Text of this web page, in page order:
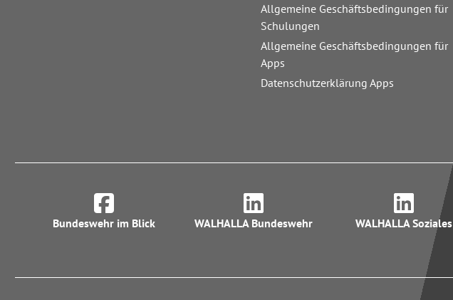
Allgemeine Geschäftsbedingungen für
Schulungen
Allgemeine Geschäftsbedingungen für
Apps
Datenschutzerklärung Apps
Bundeswehr im Blick WALHALLA Bundeswehr WALHALLA Soziales